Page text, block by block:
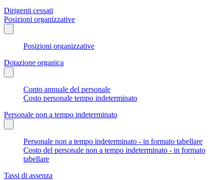
Dirigenti cessati
Posizioni organizzative
Posizioni organizzative
Dotazione organica
Conto annuale del personale
Costo personale tempo indeterminato
Personale non a tempo indeterminato
Personale non a tempo indeterminato - in formato tabellare
Costo del personale non a tempo indeterminato - in formato
tabellare
Tassi di assenza